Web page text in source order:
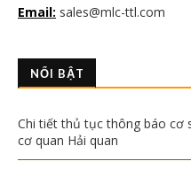
Email: sales@mlc-ttl.com
NỔI BẬT
Chi tiết thủ tục thông báo cơ
cơ quan Hải quan